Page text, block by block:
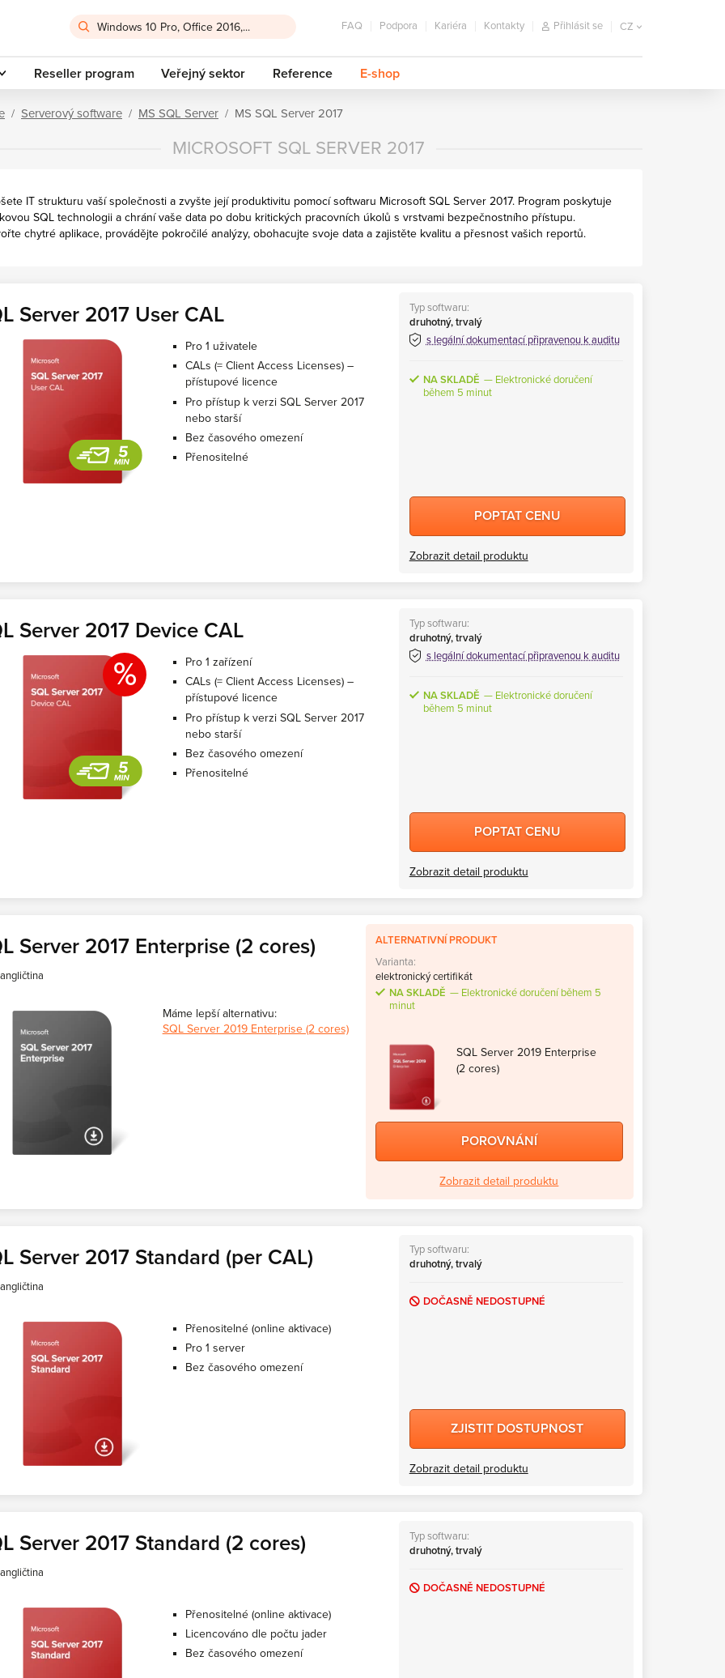
FAQ Podpora Kariéra Kontakty Přihlásit se CZ
Reseller program Veřejný sektor Reference E-shop
Serverový software MS SQL Server MS SQL Server 2017
MICROSOFT SQL SERVER 2017
IT strukturu vaší společnosti a zvyšte její produktivitu pomocí softwaru Microsoft SQL Server 2017. Program poskytuje
SQL technologii a chrání vaše data po dobu kritických pracovních úkolů s vrstvami bezpečnostního přístupu.
chytré aplikace, provádějte pokročilé analýzy, obohacujte svoje data a zajistěte kvalitu a přesnost vašich reportů.
Server 2017 User CAL
Pro 1 uživatele
CALs (= Client Access Licenses) –
přístupové licence
Pro přístup k verzi SQL Server 2017
nebo starší
Bez časového omezení
Přenositelné
Typ softwaru:
druhotný, trvalý
s legální dokumentací připravenou k auditu
NA SKLADĚ
Elektronické doručení
během 5 minut
POPTAT CENU
Zobrazit detail produktu
Server 2017 Device CAL
%
Pro 1 zařízení
CALs (= Client Access Licenses) –
přístupové licence
Pro přístup k verzi SQL Server 2017
nebo starší
Bez časového omezení
Přenositelné
Typ softwaru:
druhotný, trvalý
s legální dokumentací připravenou k auditu
NA SKLADĚ
Elektronické doručení
během 5 minut
POPTAT CENU
Zobrazit detail produktu
Server 2017 Enterprise (2 cores)
angličtina
Máme lepší alternativu:
SQL Server 2019 Enterprise (2 cores)
ALTERNATIVNÍ PRODUKT
Varianta:
elektronický certifikát
NA SKLADĚ
Elektronické doručení během 5
minut
SQL Server 2019 Enterprise
(2 cores)
POROVNÁNÍ
Zobrazit detail produktu
Server 2017 Standard (per CAL)
angličtina
Přenositelné (online aktivace)
Pro 1 server
Bez časového omezení
Typ softwaru:
druhotný, trvalý
DOČASNĚ NEDOSTUPNÉ
ZJISTIT DOSTUPNOST
Zobrazit detail produktu
Server 2017 Standard (2 cores)
angličtina
Přenositelné (online aktivace)
Licencováno dle počtu jader
Bez časového omezení
Typ softwaru:
druhotný, trvalý
DOČASNĚ NEDOSTUPNÉ